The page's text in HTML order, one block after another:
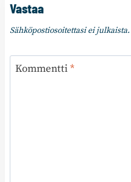
Vastaa
Sähköpostiosoitettasi ei julkaista.
Kommentti*